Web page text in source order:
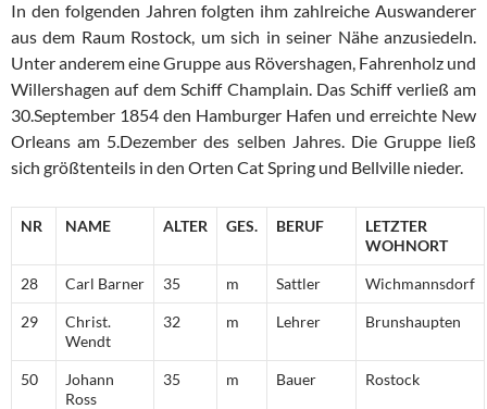
In den folgenden Jahren folgten ihm zahlreiche Auswanderer
aus dem Raum Rostock, um sich in seiner Nähe anzusiedeln.
Unter anderem eine Gruppe aus Rövershagen, Fahrenholz und
Willershagen auf dem Schiff Champlain. Das Schiff verließ am
30.September 1854 den Hamburger Hafen und erreichte New
Orleans am 5.Dezember des selben Jahres. Die Gruppe ließ
sich größtenteils in den Orten Cat Spring und Bellville nieder.
NR NAME ALTER GES. BERUF
LETZTER
WOHNORT
28 Carl Barner 35 m Sattler Wichmannsdorf
29
Christ.
Wendt
32 m Lehrer Brunshaupten
50
Johann
Ross
35 m Bauer Rostock